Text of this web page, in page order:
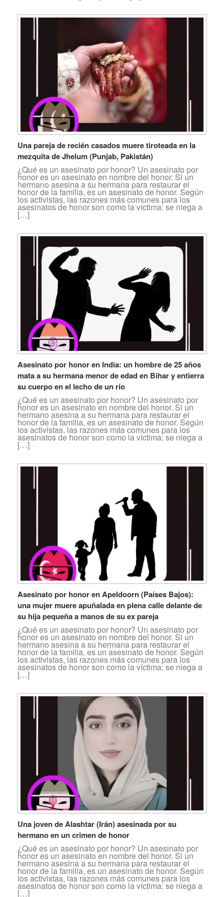
Una pareja de recién casados muere tiroteada en la
mezquita de Jhelum (Punjab, Pakistán)
¿Qué es un asesinato por honor? Un asesinato por
honor es un asesinato en nombre del honor. Si un
hermano asesina a su hermana para restaurar el
honor de la familia, es un asesinato de honor. Según
los activistas, las razones más comunes para los
asesinatos de honor son como la víctima: se niega a
[…]
Asesinato por honor en India: un hombre de 25 años
mata a su hermana menor de edad en Bihar y entierra
su cuerpo en el lecho de un río
¿Qué es un asesinato por honor? Un asesinato por
honor es un asesinato en nombre del honor. Si un
hermano asesina a su hermana para restaurar el
honor de la familia, es un asesinato de honor. Según
los activistas, las razones más comunes para los
asesinatos de honor son como la víctima: se niega a
[…]
Asesinato por honor en Apeldoorn (Países Bajos):
una mujer muere apuñalada en plena calle delante de
su hija pequeña a manos de su ex pareja
¿Qué es un asesinato por honor? Un asesinato por
honor es un asesinato en nombre del honor. Si un
hermano asesina a su hermana para restaurar el
honor de la familia, es un asesinato de honor. Según
los activistas, las razones más comunes para los
asesinatos de honor son como la víctima: se niega a
[…]
Una joven de Alashtar (Irán) asesinada por su
hermano en un crimen de honor
¿Qué es un asesinato por honor? Un asesinato por
honor es un asesinato en nombre del honor. Si un
hermano asesina a su hermana para restaurar el
honor de la familia, es un asesinato de honor. Según
los activistas, las razones más comunes para los
asesinatos de honor son como la víctima: se niega a
[…]